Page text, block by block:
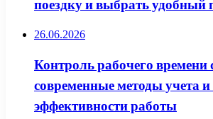
поездку и выбрать удобный
26.06.2026
Контроль рабочего времени
современные методы учета
эффективности работы